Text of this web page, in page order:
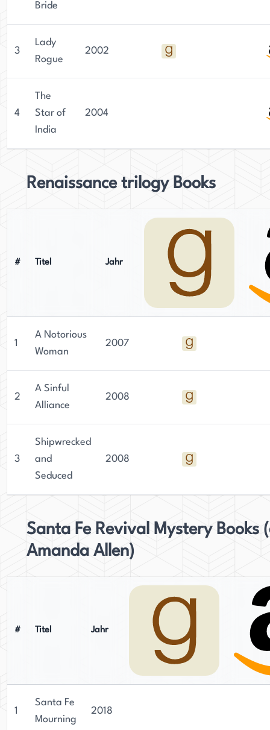
Bride
3
Lady
Rogue
2002
4
The
Star of
India
2004
Renaissance trilogy Books
# Titel Jahr
1
A Notorious
Woman
2007
2
A Sinful
Alliance
2008
3
Shipwrecked
and
Seduced
2008
Santa Fe Revival Mystery Books
Amanda Allen)
# Titel Jahr
1
Santa Fe
Mourning
2018